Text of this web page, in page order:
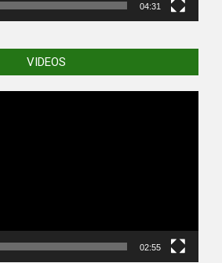
04:31
VIDEOS
02:55